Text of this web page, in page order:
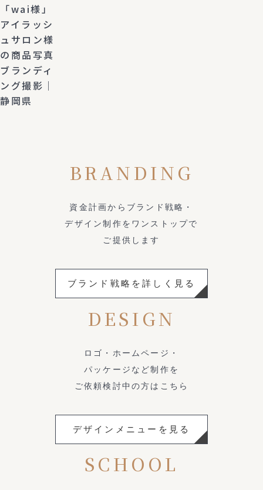
「wai様」
アイラッシ
ュサロン様
の商品写真
ブランディ
ング撮影｜
静岡県
BRANDING
資金計画からブランド戦略・
デザイン制作をワンストップで
ご提供します
ブランド戦略を詳しく見る
DESIGN
ロゴ・ホームページ・
パッケージなど制作を
ご依頼検討中の方はこちら
デザインメニューを見る
SCHOOL